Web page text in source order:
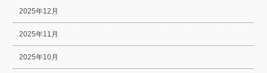
2025年12月
2025年11月
2025年10月